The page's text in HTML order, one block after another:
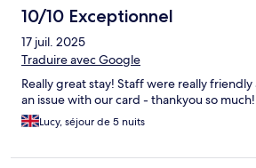
10/10 Exceptionnel
17 juil. 2025
Traduire avec Google
Really great stay! Staff were really
an issue with our card - thankyou so
Lucy, séjour de 5 nuits